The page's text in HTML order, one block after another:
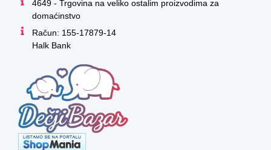
4649 - Trgovina na veliko ostalim proizvodima za
domaćinstvo
Račun: 155-17879-14
Halk Bank